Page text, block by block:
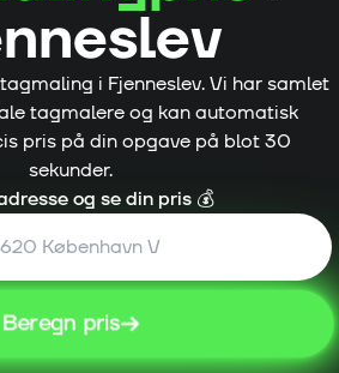
i Fjenneslev. Vi har samlet
tagmalere og kan automatisk
pris på din opgave på blot 30
sekunder.
og se din pris 💰
Beregn pris